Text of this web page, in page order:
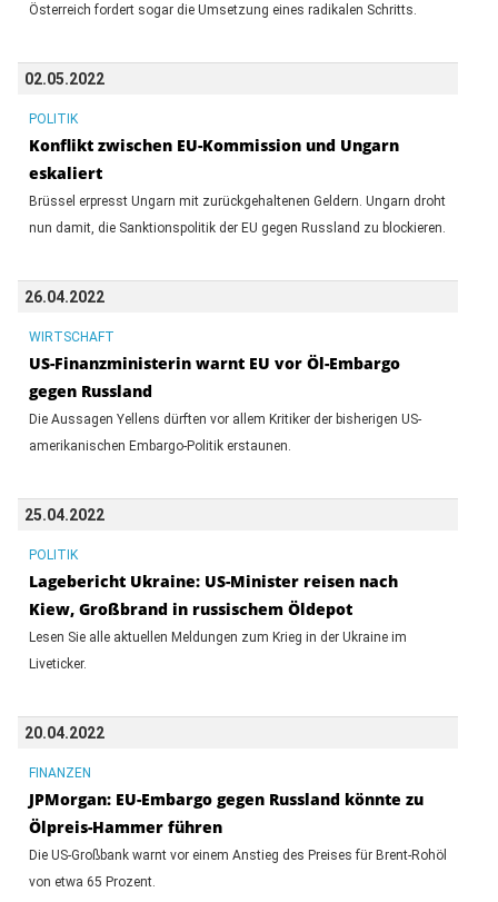
Österreich fordert sogar die Umsetzung eines radikalen Schritts.
02.05.2022
POLITIK
Konflikt zwischen EU-Kommission und Ungarn
eskaliert
Brüssel erpresst Ungarn mit zurückgehaltenen Geldern. Ungarn droht
nun damit, die Sanktionspolitik der EU gegen Russland zu blockieren.
26.04.2022
WIRTSCHAFT
US-Finanzministerin warnt EU vor Öl-Embargo
gegen Russland
Die Aussagen Yellens dürften vor allem Kritiker der bisherigen US-
amerikanischen Embargo-Politik erstaunen.
25.04.2022
POLITIK
Lagebericht Ukraine: US-Minister reisen nach
Kiew, Großbrand in russischem Öldepot
Lesen Sie alle aktuellen Meldungen zum Krieg in der Ukraine im
Liveticker.
20.04.2022
FINANZEN
JPMorgan: EU-Embargo gegen Russland könnte zu
Ölpreis-Hammer führen
Die US-Großbank warnt vor einem Anstieg des Preises für Brent-Rohöl
von etwa 65 Prozent.